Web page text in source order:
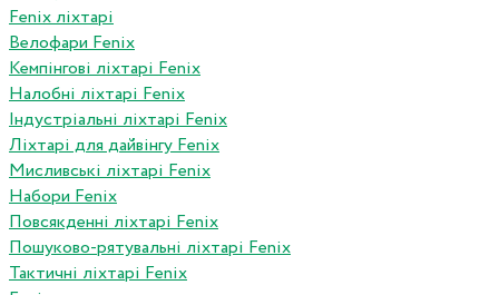
Fenix ліхтарі
Велофари Fenix
Кемпінгові ліхтарі Fenix
Налобні ліхтарі Fenix
Індустріальні ліхтарі Fenix
Ліхтарі для дайвінгу Fenix
Мисливські ліхтарі Fenix
Набори Fenix
Повсякденні ліхтарі Fenix
Пошуково-рятувальні ліхтарі Fenix
Тактичні ліхтарі Fenix